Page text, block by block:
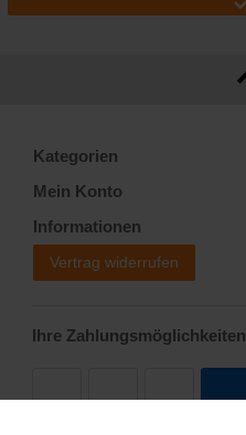
Kategorien
Mein Konto
Informationen
Vertrag widerrufen
Ihre Zahlungsmöglichkeiten